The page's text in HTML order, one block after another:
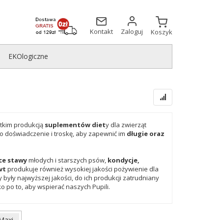
Kontakt
Zaloguj Koszyk
EKOlogiczne
produkcjąsuplementów diety dla zwierząt
doświadczenie i troskę, aby zapewnić im długie oraz
stawymłodych i starszych psów, kondycje,
produkuje również wysokiej jakości pożywienie dla
najwyższej jakości, do ich produkcji zatrudniany
po to, aby wspierać naszych Pupili.